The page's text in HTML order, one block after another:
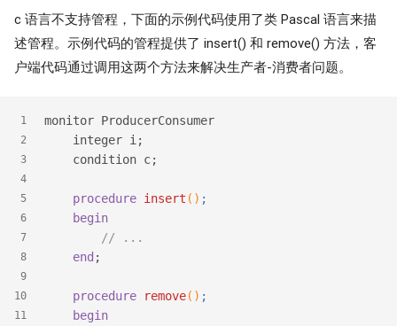
c 语言不支持管程，下面的示例代码使用了类 Pascal 语言来描
述管程。示例代码的管程提供了 insert() 和 remove() 方法，客
户端代码通过调用这两个方法来解决生产者-消费者问题。
1
2
3
4
5
6
7
8
9
10
11
monitor ProducerConsumer
    integer i;
    condition c;
procedure insert () ;
begin
// ...
end ;
procedure remove() ;
begin